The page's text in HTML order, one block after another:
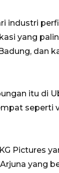
industri
yang
dan
itu di
seperti
Pictures
yang